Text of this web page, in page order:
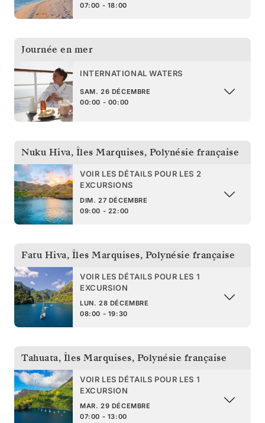
07:00 - 18:00
Journée en mer
INTERNATIONAL WATERS
SAM. 26 DÉCEMBRE
00:00 - 00:00
Nuku Hiva, Îles Marquises, Polynésie française
VOIR LES DÉTAILS POUR LES 2
EXCURSIONS
DIM. 27 DÉCEMBRE
09:00 - 22:00
Fatu Hiva, Îles Marquises, Polynésie française
VOIR LES DÉTAILS POUR LES 1
EXCURSION
LUN. 28 DÉCEMBRE
08:00 - 19:30
Tahuata, Îles Marquises, Polynésie française
VOIR LES DÉTAILS POUR LES 1
EXCURSION
MAR. 29 DÉCEMBRE
07:00 - 13:00